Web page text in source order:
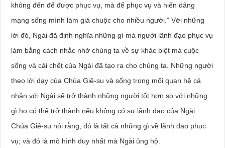
không đến để được phục vụ, mà để phục vụ và hiến dâng
mạng sống mình làm giá chuộc cho nhiều người.” Với những
lời đó, Ngài đã định nghĩa những gì mà người lãnh đạo phục vụ
làm bằng cách nhắc nhở chúng ta về sự khác biệt mà cuộc
sống và cái chết của Ngài đã tạo ra cho chúng ta. Những người
theo lời dạy của Chúa Giê-su và sống trong mối quan hệ cá
nhân với Ngài sẽ trở thành những người tốt hơn so với những
gì họ có thể trở thành nếu không có sự lãnh đạo của Ngài.
Chúa Giê-su nói rằng, đó là tất cả những gì về lãnh đạo phục
vụ; và đó là mô hình duy nhất mà Ngài ủng hộ.